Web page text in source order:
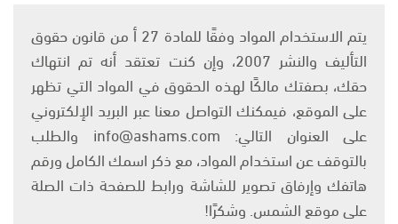
يتم الاستخدام المواد وفقًا للمادة 27 أ من قانون حقوق
التأليف والنشر 2007، وإن كنت تعتقد أنه تم انتهاك
حقك، بصفتك مالكًا لهذه الحقوق في المواد التي تظهر
على الموقع، فيمكنك التواصل معنا عبر البريد الإلكتروني
على العنوان التالي: info@ashams.com والطلب
بالتوقف عن استخدام المواد، مع ذكر اسمك الكامل ورقم
هاتفك وإرفاق تصوير للشاشة ورابط للصفحة ذات الصلة
على موقع الشمس. وشكرًا!